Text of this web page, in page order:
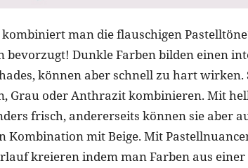
man die flauschigen
bevorzugt! Dunkle Farben bilden einen
können aber schnell zu hart wirken.
Grau oder Anthrazit kombinieren. Mit
frisch, andererseits können sie aber
Kombination mit Beige. Mit
kreieren indem man Farben aus